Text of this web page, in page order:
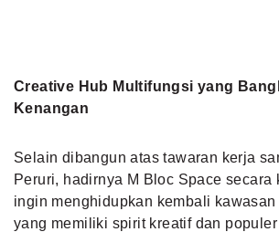
Creative Hub Multifungsi yang
Kenangan
Selain dibangun atas tawaran kerja
Peruri, hadirnya M Bloc Space secara
ingin menghidupkan kembali
yang memiliki spirit kreatif dan